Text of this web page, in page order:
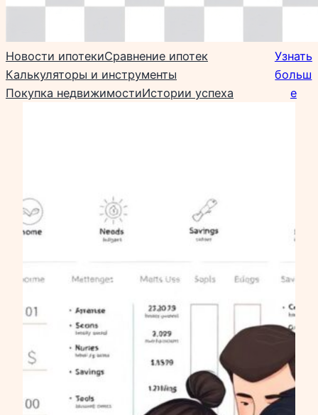
Новости ипотекиСравнение ипотек
Калькуляторы и инструменты
Покупка недвижимостиИстории успеха
Узнать
больш
е